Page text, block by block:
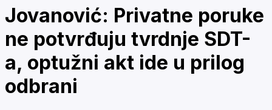
Jovanović: Privatne poruke
ne potvrđuju tvrdnje SDT-
a, optužni akt ide u prilog
odbrani